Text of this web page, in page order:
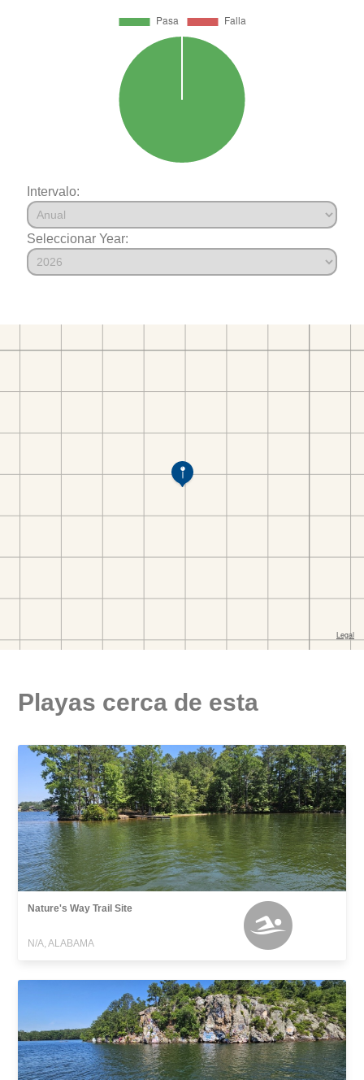
Intervalo:
Seleccionar Year:
Playas cerca de esta
Nature's Way Trail Site
N/A, ALABAMA